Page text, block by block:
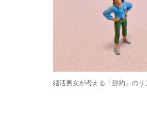
婚活男女が考える「節約」のリ